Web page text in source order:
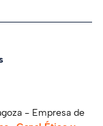
- Empresa de